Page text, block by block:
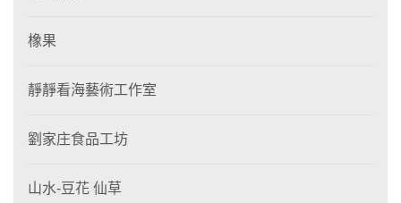
橡果
靜靜看海藝術工作室
劉家庄食品工坊
山水-豆花 仙草